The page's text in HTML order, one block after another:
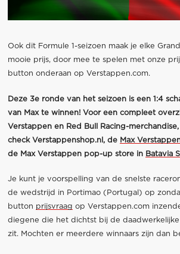
Ook dit Formule 1-seizoen maak je elke
mooie prijs, door mee te spelen met onze
button onderaan op Verstappen.com.
Deze 3e ronde van het seizoen is een 1:4
van Max te winnen! Voor een compleet
Verstappen en Red Bull Racing-merchandise,
check Verstappenshop.nl , de Max
de Max Verstappen pop-up store in Batavia
Je kunt je voorspelling van de snelste
de wedstrijd in Portimao (Portugal) op
button prijsvraag op Verstappen.com
diegene die het dichtst bij de
zit. Mochten er meerdere winnaars zijn dan